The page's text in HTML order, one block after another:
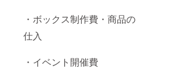
・ボックス制作費・商品の
仕入
・イベント開催費